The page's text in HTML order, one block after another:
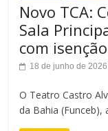
Novo TCA:
Sala
com
18 de junho de 2026
O Teatro Castro
da Bahia (Funceb),